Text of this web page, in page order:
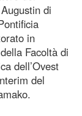
di
in
Facoltà di
dell’Ovest
del